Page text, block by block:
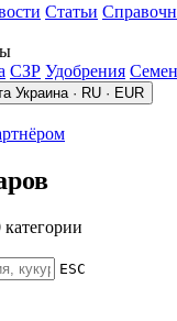
Статьи
СЗР Удобрения
Украина · RU · EUR
категории
ESC